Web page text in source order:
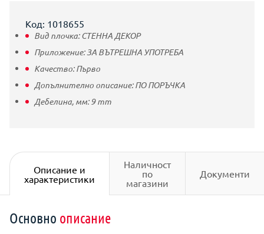
Код: 1018655
Вид плочка:СТЕННА ДЕКОР
Приложение:ЗА ВЪТРЕШНА УПОТРЕБА
Качество:Първо
Допълнително описание:ПО ПОРЪЧКА
Дебелина, мм:9mm
Описание и
характеристики
Наличност
по
магазини
Документи
Основно описание